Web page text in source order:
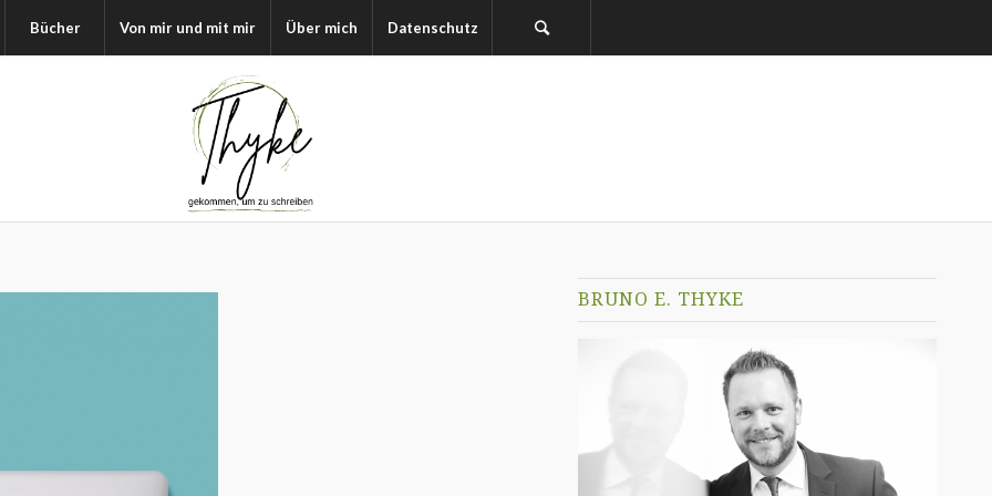
Bücher Von mir und mit mir Über mich Datenschutz
BRUNO E. THYKE